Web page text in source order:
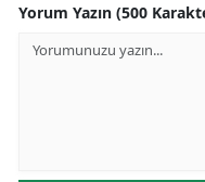
Yorum Yazın (500